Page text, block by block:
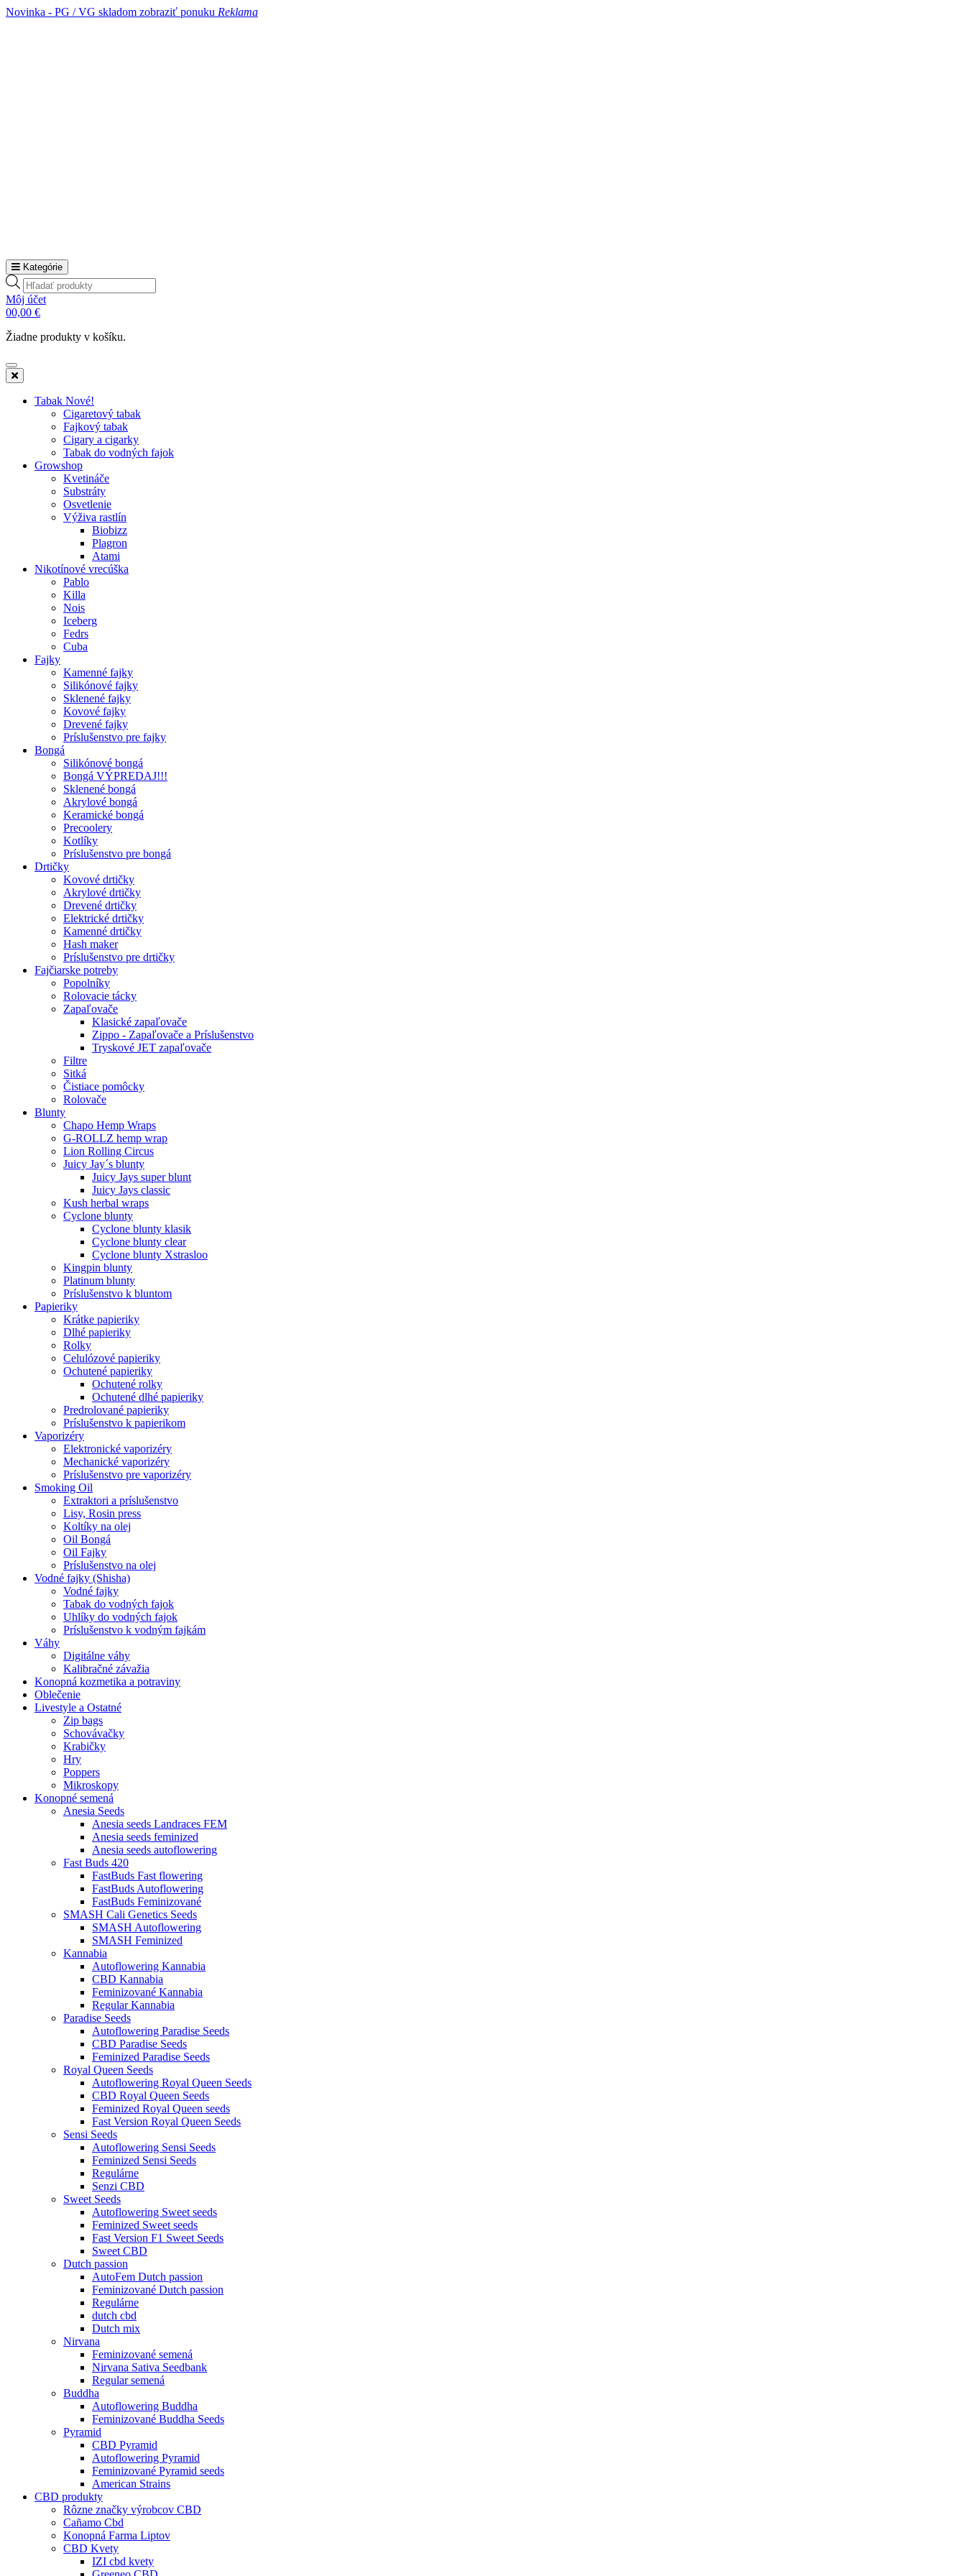
Novinka - PG / VG skladom zobraziť ponuku Reklama
Kategórie
Products
search
Môj účet
00,00 €
Žiadne produkty v košíku.
Tabak Nové!
Cigaretový tabak
Fajkový tabak
Cigary a cigarky
Tabak do vodných fajok
Growshop
Kvetináče
Substráty
Osvetlenie
Výživa rastlín
Biobizz
Plagron
Atami
Nikotínové vrecúška
Pablo
Killa
Nois
Iceberg
Fedrs
Cuba
Fajky
Kamenné fajky
Silikónové fajky
Sklenené fajky
Kovové fajky
Drevené fajky
Príslušenstvo pre fajky
Bongá
Silikónové bongá
Bongá VÝPREDAJ!!!
Sklenené bongá
Akrylové bongá
Keramické bongá
Precoolery
Kotlíky
Príslušenstvo pre bongá
Drtičky
Kovové drtičky
Akrylové drtičky
Drevené drtičky
Elektrické drtičky
Kamenné drtičky
Hash maker
Príslušenstvo pre drtičky
Fajčiarske potreby
Popolníky
Rolovacie tácky
Zapaľovače
Klasické zapaľovače
Zippo - Zapaľovače a Príslušenstvo
Tryskové JET zapaľovače
Filtre
Sitká
Čistiace pomôcky
Rolovače
Blunty
Chapo Hemp Wraps
G-ROLLZ hemp wrap
Lion Rolling Circus
Juicy Jay´s blunty
Juicy Jays super blunt
Juicy Jays classic
Kush herbal wraps
Cyclone blunty
Cyclone blunty klasik
Cyclone blunty clear
Cyclone blunty Xstrasloo
Kingpin blunty
Platinum blunty
Príslušenstvo k bluntom
Papieriky
Krátke papieriky
Dlhé papieriky
Rolky
Celulózové papieriky
Ochutené papieriky
Ochutené rolky
Ochutené dlhé papieriky
Predrolované papieriky
Príslušenstvo k papierikom
Vaporizéry
Elektronické vaporizéry
Mechanické vaporizéry
Príslušenstvo pre vaporizéry
Smoking Oil
Extraktori a príslušenstvo
Lisy, Rosin press
Koltíky na olej
Oil Bongá
Oil Fajky
Príslušenstvo na olej
Vodné fajky (Shisha)
Vodné fajky
Tabak do vodných fajok
Uhlíky do vodných fajok
Príslušenstvo k vodným fajkám
Váhy
Digitálne váhy
Kalibračné závažia
Konopná kozmetika a potraviny
Oblečenie
Livestyle a Ostatné
Zip bags
Schovávačky
Krabičky
Hry
Poppers
Mikroskopy
Konopné semená
Anesia Seeds
Anesia seeds Landraces FEM
Anesia seeds feminized
Anesia seeds autoflowering
Fast Buds 420
FastBuds Fast flowering
FastBuds Autoflowering
FastBuds Feminizované
SMASH Cali Genetics Seeds
SMASH Autoflowering
SMASH Feminized
Kannabia
Autoflowering Kannabia
CBD Kannabia
Feminizované Kannabia
Regular Kannabia
Paradise Seeds
Autoflowering Paradise Seeds
CBD Paradise Seeds
Feminized Paradise Seeds
Royal Queen Seeds
Autoflowering Royal Queen Seeds
CBD Royal Queen Seeds
Feminized Royal Queen seeds
Fast Version Royal Queen Seeds
Sensi Seeds
Autoflowering Sensi Seeds
Feminized Sensi Seeds
Regulárne
Senzi CBD
Sweet Seeds
Autoflowering Sweet seeds
Feminized Sweet seeds
Fast Version F1 Sweet Seeds
Sweet CBD
Dutch passion
AutoFem Dutch passion
Feminizované Dutch passion
Regulárne
dutch cbd
Dutch mix
Nirvana
Feminizované semená
Nirvana Sativa Seedbank
Regular semená
Buddha
Autoflowering Buddha
Feminizované Buddha Seeds
Pyramid
CBD Pyramid
Autoflowering Pyramid
Feminizované Pyramid seeds
American Strains
CBD produkty
Rôzne značky výrobcov CBD
Cañamo Cbd
Konopná Farma Liptov
CBD Kvety
IZI cbd kvety